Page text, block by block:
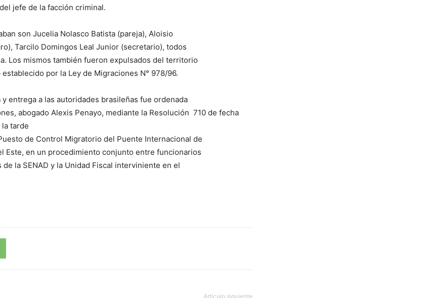
jefe de la facción criminal.
son Jucelia Nolasco Batista (pareja), Aloisio
Tarcilo Domingos Leal Junior (secretario), todos
Los mismos también fueron expulsados del territorio
por la Ley de Migraciones N° 978/96.
entrega a las autoridades brasileñas fue ordenada
abogado Alexis Penayo, mediante la Resolución 710 de fecha
la tarde
de Control Migratorio del Puente Internacional de
Este, en un procedimiento conjunto entre funcionarios
la SENAD y la Unidad Fiscal interviniente en el
Artículo siguiente